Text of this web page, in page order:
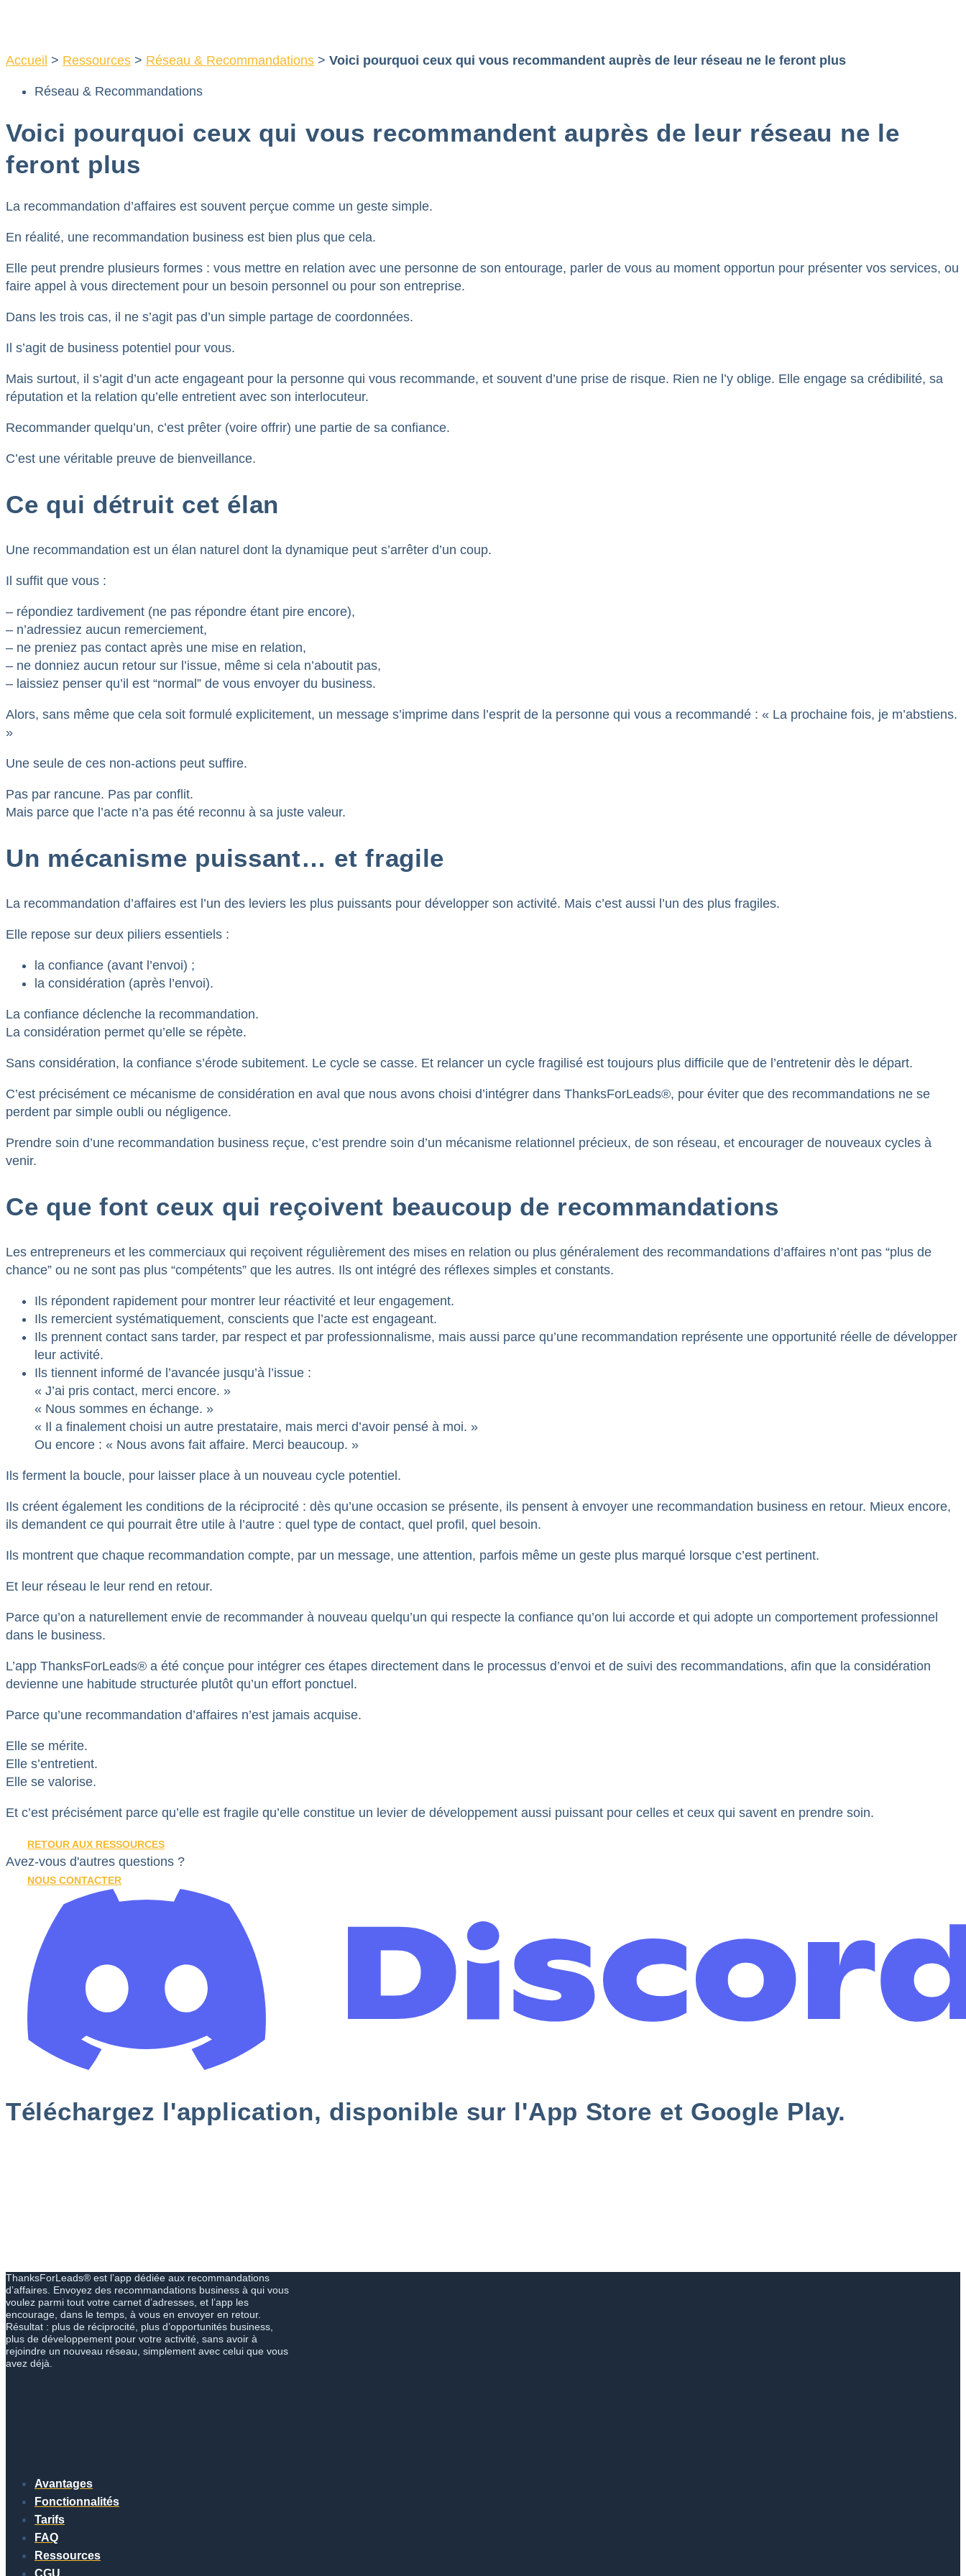
Accueil > Ressources > Réseau & Recommandations > Voici pourquoi ceux qui vous recommandent auprès de leur réseau ne le feront plus
Réseau & Recommandations
Voici pourquoi ceux qui vous recommandent auprès de leur réseau ne le
feront plus
La recommandation d’affaires est souvent perçue comme un geste simple.
En réalité, une recommandation business est bien plus que cela.
Elle peut prendre plusieurs formes : vous mettre en relation avec une personne de son entourage, parler de vous au moment opportun pour présenter vos services, ou
faire appel à vous directement pour un besoin personnel ou pour son entreprise.
Dans les trois cas, il ne s’agit pas d’un simple partage de coordonnées.
Il s’agit de business potentiel pour vous.
Mais surtout, il s’agit d’un acte engageant pour la personne qui vous recommande, et souvent d’une prise de risque. Rien ne l’y oblige. Elle engage sa crédibilité, sa
réputation et la relation qu’elle entretient avec son interlocuteur.
Recommander quelqu’un, c’est prêter (voire offrir) une partie de sa confiance.
C’est une véritable preuve de bienveillance.
Ce qui détruit cet élan
Une recommandation est un élan naturel dont la dynamique peut s’arrêter d’un coup.
Il suffit que vous :
– répondiez tardivement (ne pas répondre étant pire encore),
– n’adressiez aucun remerciement,
– ne preniez pas contact après une mise en relation,
– ne donniez aucun retour sur l’issue, même si cela n’aboutit pas,
– laissiez penser qu’il est “normal” de vous envoyer du business.
Alors, sans même que cela soit formulé explicitement, un message s’imprime dans l’esprit de la personne qui vous a recommandé : « La prochaine fois, je m’abstiens.
»
Une seule de ces non-actions peut suffire.
Pas par rancune. Pas par conflit.
Mais parce que l’acte n’a pas été reconnu à sa juste valeur.
Un mécanisme puissant… et fragile
La recommandation d’affaires est l’un des leviers les plus puissants pour développer son activité. Mais c’est aussi l’un des plus fragiles.
Elle repose sur deux piliers essentiels :
la confiance (avant l’envoi) ;
la considération (après l’envoi).
La confiance déclenche la recommandation.
La considération permet qu’elle se répète.
Sans considération, la confiance s’érode subitement. Le cycle se casse. Et relancer un cycle fragilisé est toujours plus difficile que de l’entretenir dès le départ.
C’est précisément ce mécanisme de considération en aval que nous avons choisi d’intégrer dans ThanksForLeads®, pour éviter que des recommandations ne se
perdent par simple oubli ou négligence.
Prendre soin d’une recommandation business reçue, c’est prendre soin d’un mécanisme relationnel précieux, de son réseau, et encourager de nouveaux cycles à
venir.
Ce que font ceux qui reçoivent beaucoup de recommandations
Les entrepreneurs et les commerciaux qui reçoivent régulièrement des mises en relation ou plus généralement des recommandations d’affaires n’ont pas “plus de
chance” ou ne sont pas plus “compétents” que les autres. Ils ont intégré des réflexes simples et constants.
Ils répondent rapidement pour montrer leur réactivité et leur engagement.
Ils remercient systématiquement, conscients que l’acte est engageant.
Ils prennent contact sans tarder, par respect et par professionnalisme, mais aussi parce qu’une recommandation représente une opportunité réelle de développer
leur activité.
Ils tiennent informé de l’avancée jusqu’à l’issue :
« J’ai pris contact, merci encore. »
« Nous sommes en échange. »
« Il a finalement choisi un autre prestataire, mais merci d’avoir pensé à moi. »
Ou encore : « Nous avons fait affaire. Merci beaucoup. »
Ils ferment la boucle, pour laisser place à un nouveau cycle potentiel.
Ils créent également les conditions de la réciprocité : dès qu’une occasion se présente, ils pensent à envoyer une recommandation business en retour. Mieux encore,
ils demandent ce qui pourrait être utile à l’autre : quel type de contact, quel profil, quel besoin.
Ils montrent que chaque recommandation compte, par un message, une attention, parfois même un geste plus marqué lorsque c’est pertinent.
Et leur réseau le leur rend en retour.
Parce qu’on a naturellement envie de recommander à nouveau quelqu’un qui respecte la confiance qu’on lui accorde et qui adopte un comportement professionnel
dans le business.
L’app ThanksForLeads® a été conçue pour intégrer ces étapes directement dans le processus d’envoi et de suivi des recommandations, afin que la considération
devienne une habitude structurée plutôt qu’un effort ponctuel.
Parce qu’une recommandation d’affaires n’est jamais acquise.
Elle se mérite.
Elle s’entretient.
Elle se valorise.
Et c’est précisément parce qu’elle est fragile qu’elle constitue un levier de développement aussi puissant pour celles et ceux qui savent en prendre soin.
RETOUR AUX RESSOURCES
Avez-vous d'autres questions ?
NOUS CONTACTER
Téléchargez l'application, disponible sur l'App Store et Google Play.
ThanksForLeads® est l’app dédiée aux recommandations
d’affaires. Envoyez des recommandations business à qui vous
voulez parmi tout votre carnet d’adresses, et l’app les
encourage, dans le temps, à vous en envoyer en retour.
Résultat : plus de réciprocité, plus d’opportunités business,
plus de développement pour votre activité, sans avoir à
rejoindre un nouveau réseau, simplement avec celui que vous
avez déjà.
Avantages
Fonctionnalités
Tarifs
FAQ
Ressources
CGU